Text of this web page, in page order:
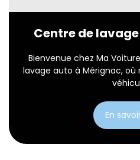
Centre de
Bienvenue chez Ma
lavage auto à Mérignac,
En